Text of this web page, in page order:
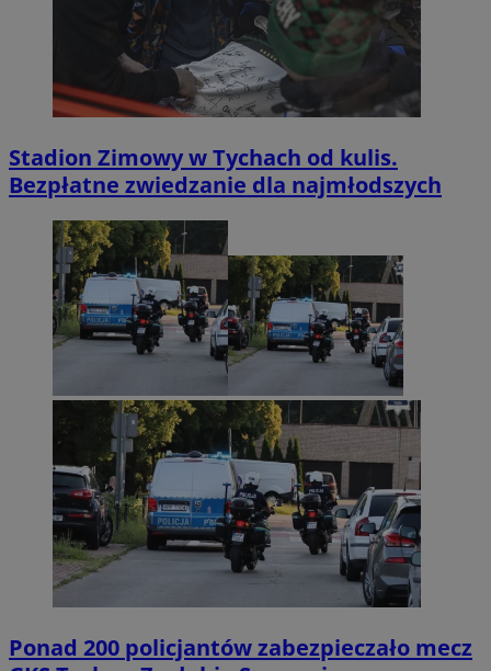
Stadion Zimowy w Tychach od kulis.
Bezpłatne zwiedzanie dla najmłodszych
Ponad 200 policjantów zabezpieczało mecz